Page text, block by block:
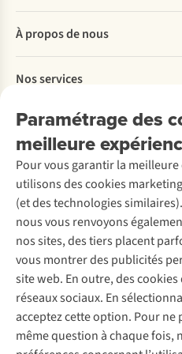
Paramétrage des
meilleure
Pour vous garantir la
utilisons des cookies
(et des technologies
nous vous renvoyons
nos sites, des tiers placent
vous montrer des publicités
site web. En outre, des
réseaux sociaux. En
acceptez cette option. Pour ne
même question à chaque fois,
Commander
Payer
Livraison
Rétractation d'une commande
Entretien & réparations
Garantie
Contactez-nous
À propos de nous
Explore More
À propos d’Ayacucho
Nos magasins
À propos d’A.S.Adventure
Déclaration d'accessibilité
Nos services
Location / Location sports d’hiver
Entretien de ski
Service de lavage
Entretien de chaussures
Réparation de chaussures
Réparation de vêtements
Retouches
Pour les entreprises
Découvrez
A.S.Magazine
Explore Camp
Gear Check
Expertise & conseils
Abonnez-vous à la newsletter